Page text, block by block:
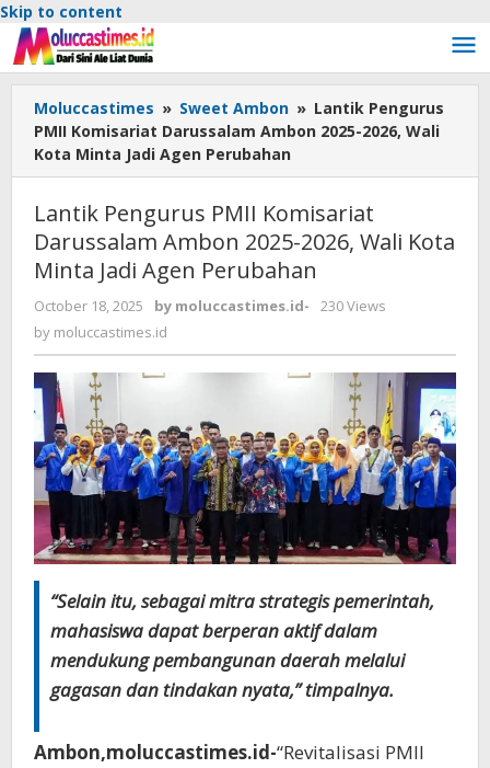
Skip to content
Moluccastimes » Sweet Ambon » Lantik Pengurus
PMII Komisariat Darussalam Ambon 2025-2026, Wali
Kota Minta Jadi Agen Perubahan
Lantik Pengurus PMII Komisariat
Darussalam Ambon 2025-2026, Wali Kota
Minta Jadi Agen Perubahan
October 18, 2025 by moluccastimes.id-
230 Views
by moluccastimes.id
“Selain itu, sebagai mitra strategis pemerintah,
mahasiswa dapat berperan aktif dalam
mendukung pembangunan daerah melalui
gagasan dan tindakan nyata,” timpalnya.
Ambon,moluccastimes.id-“Revitalisasi PMII